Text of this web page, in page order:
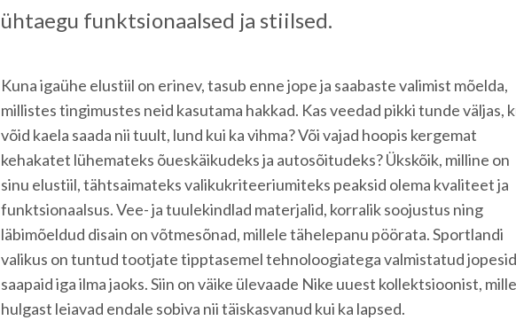
ühtaegu funktsionaalsed ja stiilsed.
Kuna igaühe elustiil on erinev, tasub enne jope ja saabaste valimist mõelda,
millistes tingimustes neid kasutama hakkad. Kas veedad pikki tunde väljas,
võid kaela saada nii tuult, lund kui ka vihma? Või vajad hoopis kergemat
kehakatet lühemateks õueskäikudeks ja autosõitudeks? Ükskõik, milline on
sinu elustiil, tähtsaimateks valikukriteeriumiteks peaksid olema kvaliteet ja
funktsionaalsus. Vee- ja tuulekindlad materjalid, korralik soojustus ning
läbimõeldud disain on võtmesõnad, millele tähelepanu pöörata. Sportlandi
valikus on tuntud tootjate tipptasemel tehnoloogiatega valmistatud
saapaid iga ilma jaoks. Siin on väike ülevaade Nike uuest kollektsioonist, mille
hulgast leiavad endale sobiva nii täiskasvanud kui ka lapsed.